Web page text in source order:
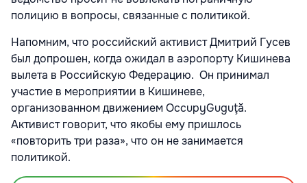
полицию в вопросы, связанные с политикой.
Напомним, что российский активист Дмитрий Гусев
был допрошен, когда ожидал в аэропорту Кишинева
вылета в Российскую Федерацию. Он принимал
участие в мероприятии в Кишиневе,
организованном движением OccupyGuguţă.
Активист говорит, что якобы ему пришлось
«повторить три раза», что он не занимается
политикой.